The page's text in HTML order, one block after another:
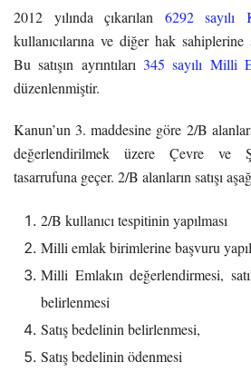
2012 yılında çıkarılan 6292 sayılı
kullanıcılarına ve diğer hak sahiplerine
Bu satışın ayrıntıları 345 sayılı Milli
düzenlenmiştir.
Kanun’un 3. maddesine göre 2/B
değerlendirilmek üzere Çevre ve
tasarrufuna geçer. 2/B alanların satışı
2/B kullanıcı tespitinin yapılması
Milli emlak birimlerine başvuru
Milli Emlakın değerlendirmesi,
belirlenmesi
Satış bedelinin belirlenmesi,
Satış bedelinin ödenmesi